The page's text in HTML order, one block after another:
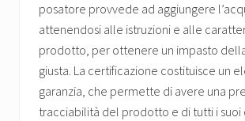
posatore provvede ad aggiungere
attenendosi alle istruzioni e alle
prodotto, per ottenere un impasto
giusta. La certificazione costituisce un
garanzia, che permette di avere una
tracciabilità del prodotto e di tutti i